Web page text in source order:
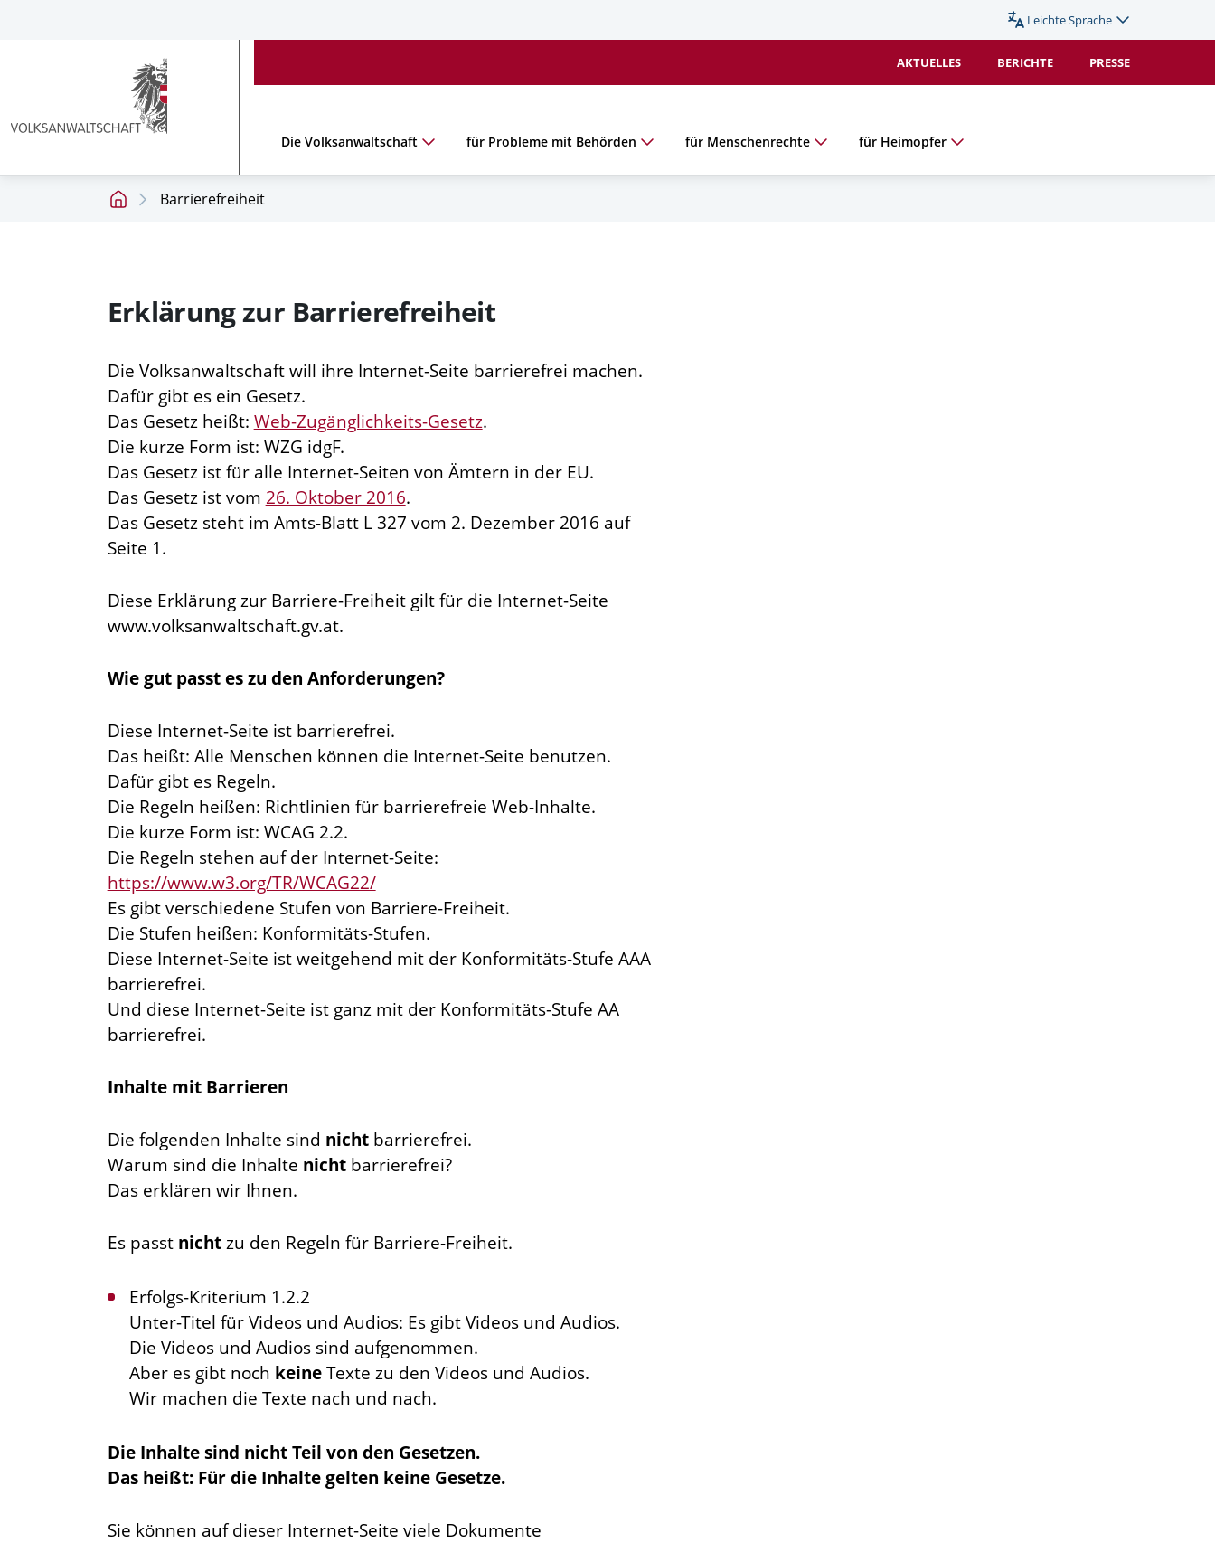
Sprache
(Duplikat).
Aktiv:
Leichte Sprache
zur
AKTUELLES BERICHTE PRESSE
Die Volksanwaltschaft für Probleme mit Behörden für Menschenrechte für Heimopfer
StartseiteBarrierefreiheit
Erklärung zur Barrierefreiheit
Die Volksanwaltschaft will ihre Internet-Seite barrierefrei machen.
Dafür gibt es ein Gesetz.
Das Gesetz heißt: Web-Zugänglichkeits-Gesetz.
Die kurze Form ist: WZG idgF.
Das Gesetz ist für alle Internet-Seiten von Ämtern in der EU.
Das Gesetz ist vom 26. Oktober 2016.
Das Gesetz steht im Amts-Blatt L 327 vom 2. Dezember 2016 auf
Seite 1.
Diese Erklärung zur Barriere-Freiheit gilt für die Internet-Seite
www.volksanwaltschaft.gv.at.
Wie gut passt es zu den Anforderungen?
Diese Internet-Seite ist barrierefrei.
Das heißt: Alle Menschen können die Internet-Seite benutzen.
Dafür gibt es Regeln.
Die Regeln heißen: Richtlinien für barrierefreie Web-Inhalte.
Die kurze Form ist: WCAG 2.2.
Die Regeln stehen auf der Internet-Seite:
https://www.w3.org/TR/WCAG22/
Es gibt verschiedene Stufen von Barriere-Freiheit.
Die Stufen heißen: Konformitäts-Stufen.
Diese Internet-Seite ist weitgehend mit der Konformitäts-Stufe AAA
barrierefrei.
Und diese Internet-Seite ist ganz mit der Konformitäts-Stufe AA
barrierefrei.
Inhalte mit Barrieren
Die folgenden Inhalte sind nichtbarrierefrei.
Warum sind die Inhalte nichtbarrierefrei?
Das erklären wir Ihnen.
Es passt nichtzu den Regeln für Barriere-Freiheit.
Erfolgs-Kriterium 1.2.2
Unter-Titel für Videos und Audios: Es gibt Videos und Audios.
Die Videos und Audios sind aufgenommen.
Aber es gibt noch keineTexte zu den Videos und Audios.
Wir machen die Texte nach und nach.
Die Inhalte sind nicht Teil von den Gesetzen.
Das heißt: Für die Inhalte gelten keine Gesetze.
Sie können auf dieser Internet-Seite viele Dokumente